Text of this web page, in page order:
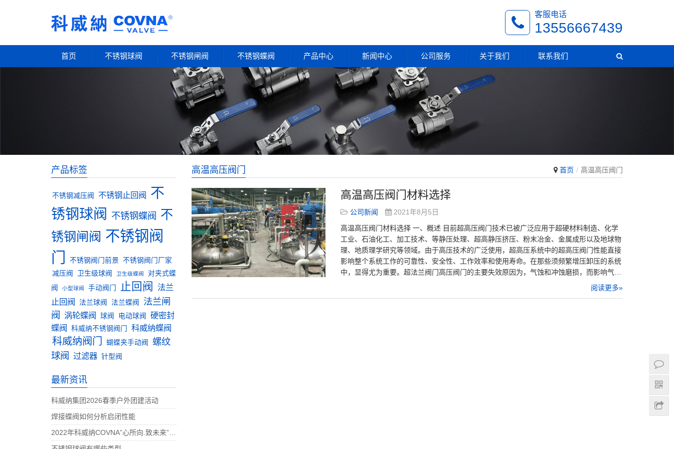
客服电话
13556667439
首页 不锈钢球阀 不锈钢闸阀 不锈钢蝶阀 产品中心 新闻中心 公司服务 关于我们 联系我们
首页 高温高压阀门
高温高压阀门
高温高压阀门材料选择
公司新闻
2021年8月5日
高温高压阀门材料选择 一、概述 目前超高压阀门技术已被广泛应用于超硬材料制造、化学
工业、石油化工、加工技术、等静压处理、超高静压挤压、粉末冶金、金属成形以及地球物
理、地质理学研究等领域。由于高压技术的广泛使用，超高压系统中的超高压阀门性能直接
影响整个系统工作的可靠性、安全性、工作效率和使用寿命。在那些须频繁增压卸压的系统
中，显得尤为重要。超法兰阀门高压阀门的主要失效原因为，气蚀和冲蚀磨损，而影响气…
阅读更多»
产品标签
不锈钢减压阀 不锈钢止回阀
不
锈钢球阀
不锈钢蝶阀 不
锈钢闸阀 不锈钢阀
门
不锈钢阀门前景 不锈钢阀门厂家
减压阀
卫生级球阀 卫生级蝶阀
对夹式蝶
阀
小型球阀 手动阀门 止回阀
法兰
止回阀
法兰球阀 法兰蝶阀
法兰闸
阀 涡轮蝶阀 球阀 电动球阀
硬密封
蝶阀
科威纳不锈钢阀门 科威纳蝶阀
科威纳阀门 蝴蝶夹手动阀
螺纹
球阀 过滤器 针型阀
最新资讯
科威纳集团2026春季户外团建活动
焊接蝶阀如何分析启闭性能